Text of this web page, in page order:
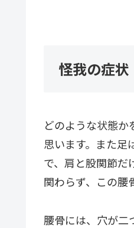
怪我の症状
どのような状態か
思います。また足
で、肩と股関節だ
関わらず、この腰
腰骨には、穴が二